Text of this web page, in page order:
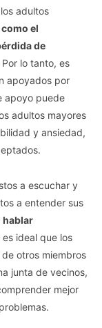
third parties, or
for
opt-out
that after your
utilized by
parties prior to
the further
adultos
como el
de
Por lo tanto, es
apoyados por
apoyo puede
adultos mayores
y ansiedad,
a escuchar y
a entender sus
hablar
es ideal que los
otros miembros
junta de vecinos,
mejor